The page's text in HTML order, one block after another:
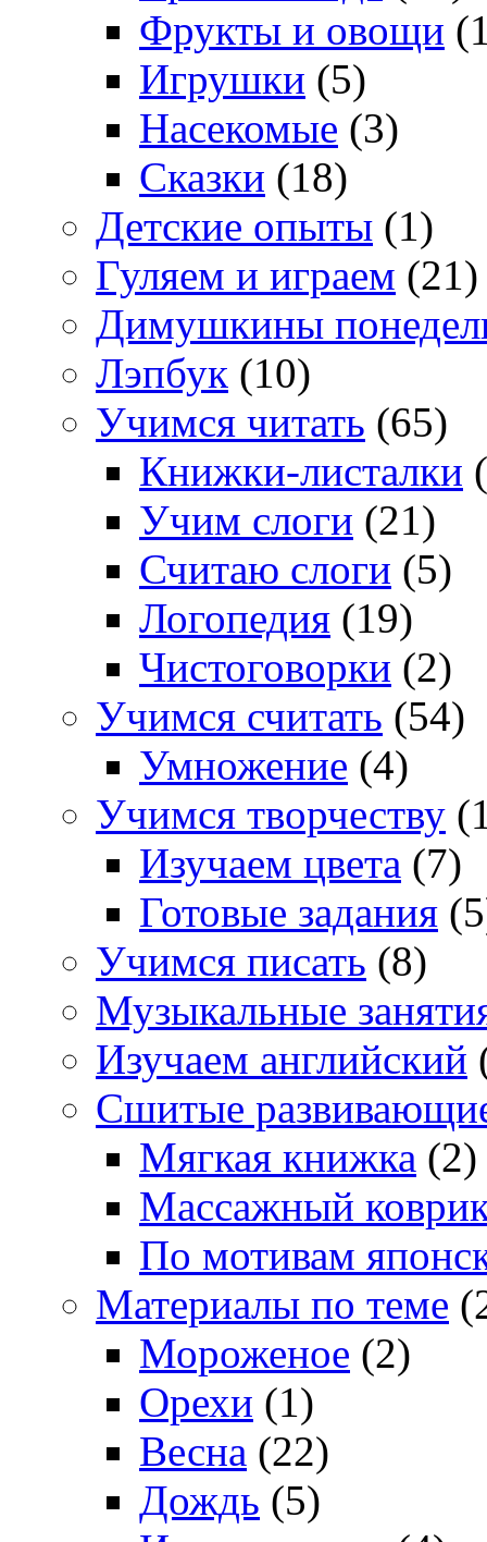
Фрукты и овощи
Игрушки (5)
Насекомые (3)
Сказки (18)
Детские опыты (1)
Гуляем и играем (21)
Димушкины
Лэпбук (10)
Учимся читать (65)
Книжки-листалки
Учим слоги (21)
Считаю слоги (5)
Логопедия (19)
Чистоговорки (2)
Учимся считать (54)
Умножение (4)
Учимся творчеству
Изучаем цвета (7)
Готовые задания
Учимся писать (8)
Музыкальные
Изучаем английский
Сшитые
Мягкая книжка (2)
Массажный
По мотивам
Материалы по теме
Мороженое (2)
Орехи (1)
Весна (22)
Дождь (5)